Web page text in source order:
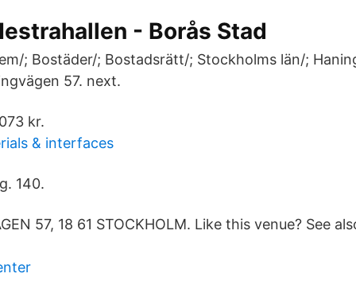
- Borås Stad
; Bostäder/; Bostadsrätt/; Stockholms län/;
57. next.
kr.
& interfaces
140.
57, 18 61 STOCKHOLM. Like this venue? See